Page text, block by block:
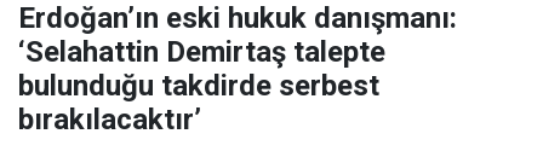
Erdoğan’ın eski hukuk danışmanı:
‘Selahattin Demirtaş talepte
bulunduğu takdirde serbest
bırakılacaktır’